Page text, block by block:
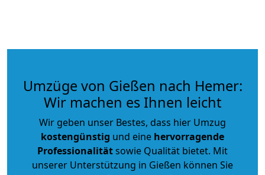
Umzüge von Gießen nach Hemer:
Wir machen es Ihnen leicht
Wir geben unser Bestes, dass hier Umzug
kostengünstig und eine hervorragende
Professionalitätsowie Qualität bietet. Mit
unserer Unterstützung in Gießen können Sie